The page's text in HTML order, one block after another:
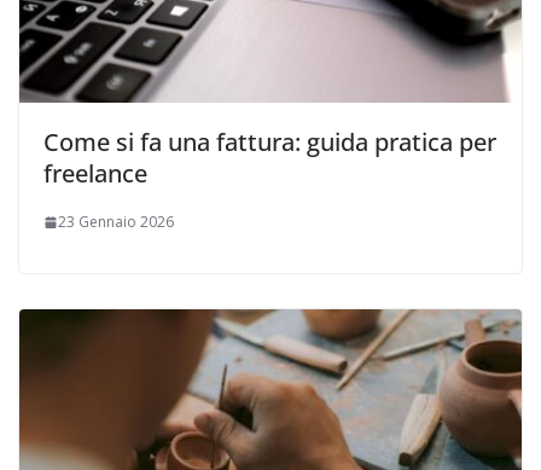
Come si fa una fattura: guida pratica per
freelance
23 Gennaio 2026